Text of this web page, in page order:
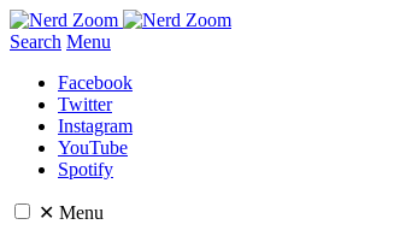
Search Menu
Facebook
Twitter
Instagram
YouTube
Spotify
✕ Menu